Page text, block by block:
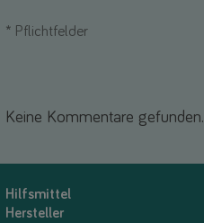
* Pflichtfelder
Keine Kommentare gefunden.
Hilfsmittel
Hersteller